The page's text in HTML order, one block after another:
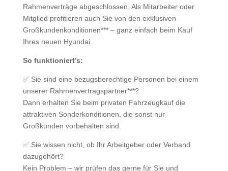
Rahmenverträge abgeschlossen. Als Mitarbeiter oder
Mitglied profitieren auch Sie von den exklusiven
Großkundenkonditionen*** – ganz einfach beim Kauf
Ihres neuen Hyundai.
So funktioniert’s:
✅ Sie sind eine bezugsberechtige Personen bei einem
unserer Rahmenvertragspartner***?
Dann erhalten Sie beim privaten Fahrzeugkauf die
attraktiven Sonderkonditionen, die sonst nur
Großkunden vorbehalten sind.
✅ Sie wissen nicht, ob Ihr Arbeitgeber oder Verband
dazugehört?
Kein Problem – wir prüfen das gerne für Sie und